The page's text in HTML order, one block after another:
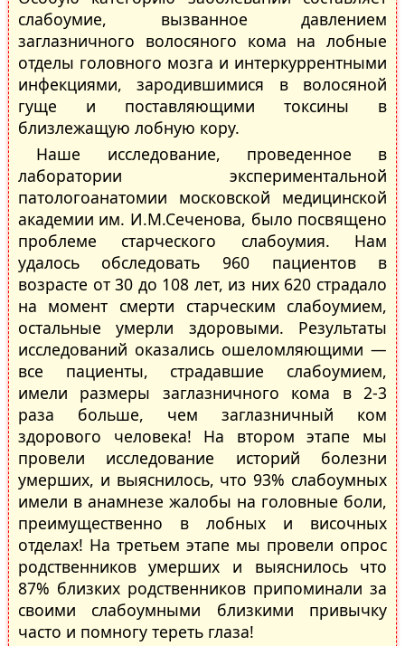
слабоумие, вызванное давлением
заглазничного волосяного кома на лобные
отделы головного мозга и интеркуррентными
инфекциями, зародившимися в волосяной
гуще и поставляющими токсины в
близлежащую лобную кору.
Наше исследование, проведенное в
лаборатории экспериментальной
патологоанатомии московской медицинской
академии им. И.М.Сеченова, было посвящено
проблеме старческого слабоумия. Нам
удалось обследовать 960 пациентов в
возрасте от 30 до 108 лет, из них 620 страдало
на момент смерти старческим слабоумием,
остальные умерли здоровыми. Результаты
исследований оказались ошеломляющими —
все пациенты, страдавшие слабоумием,
имели размеры заглазничного кома в 2-3
раза больше, чем заглазничный ком
здорового человека! На втором этапе мы
провели исследование историй болезни
умерших, и выяснилось, что 93% слабоумных
имели в анамнезе жалобы на головные боли,
преимущественно в лобных и височных
отделах! На третьем этапе мы провели опрос
родственников умерших и выяснилось что
87% близких родственников припоминали за
своими слабоумными близкими привычку
часто и помногу тереть глаза!